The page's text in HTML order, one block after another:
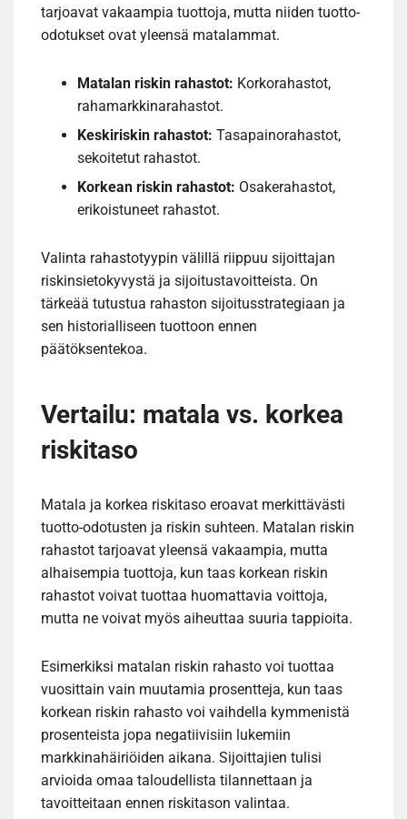
tarjoavat vakaampia tuottoja, mutta niiden tuotto-
odotukset ovat yleensä matalammat.
Matalan riskin rahastot: Korkorahastot,
rahamarkkinarahastot.
Keskiriskin rahastot: Tasapainorahastot,
sekoitetut rahastot.
Korkean riskin rahastot: Osakerahastot,
erikoistuneet rahastot.
Valinta rahastotyypin välillä riippuu sijoittajan
riskinsietokyvystä ja sijoitustavoitteista. On
tärkeää tutustua rahaston sijoitusstrategiaan ja
sen historialliseen tuottoon ennen
päätöksentekoa.
Vertailu: matala vs. korkea
riskitaso
Matala ja korkea riskitaso eroavat merkittävästi
tuotto-odotusten ja riskin suhteen. Matalan riskin
rahastot tarjoavat yleensä vakaampia, mutta
alhaisempia tuottoja, kun taas korkean riskin
rahastot voivat tuottaa huomattavia voittoja,
mutta ne voivat myös aiheuttaa suuria tappioita.
Esimerkiksi matalan riskin rahasto voi tuottaa
vuosittain vain muutamia prosentteja, kun taas
korkean riskin rahasto voi vaihdella kymmenistä
prosenteista jopa negatiivisiin lukemiin
markkinahäiriöiden aikana. Sijoittajien tulisi
arvioida omaa taloudellista tilannettaan ja
tavoitteitaan ennen riskitason valintaa.